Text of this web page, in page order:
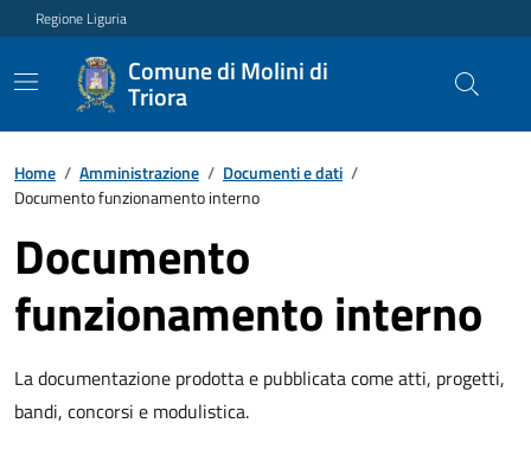
Regione Liguria
Comune di Molini di
Triora
Home / Amministrazione / Documenti e dati /
Documento funzionamento interno
Documento
funzionamento interno
La documentazione prodotta e pubblicata come atti, progetti,
bandi, concorsi e modulistica.